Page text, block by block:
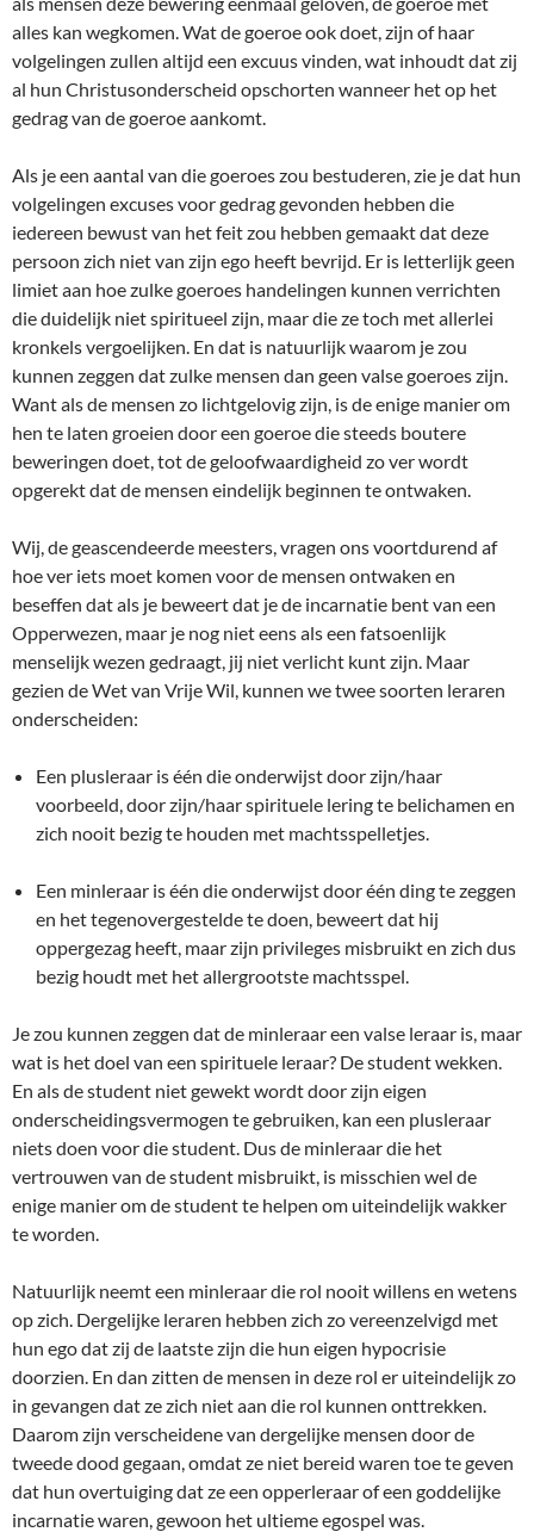
alles kan wegkomen. Wat de goeroe ook doet, zijn of haar
volgelingen zullen altijd een excuus vinden, wat inhoudt dat zij
al hun Christusonderscheid opschorten wanneer het op het
gedrag van de goeroe aankomt.
Als je een aantal van die goeroes zou bestuderen, zie je dat hun
volgelingen excuses voor gedrag gevonden hebben die
iedereen bewust van het feit zou hebben gemaakt dat deze
persoon zich niet van zijn ego heeft bevrijd. Er is letterlijk geen
limiet aan hoe zulke goeroes handelingen kunnen verrichten
die duidelijk niet spiritueel zijn, maar die ze toch met allerlei
kronkels vergoelijken. En dat is natuurlijk waarom je zou
kunnen zeggen dat zulke mensen dan geen valse goeroes zijn.
Want als de mensen zo lichtgelovig zijn, is de enige manier om
hen te laten groeien door een goeroe die steeds boutere
beweringen doet, tot de geloofwaardigheid zo ver wordt
opgerekt dat de mensen eindelijk beginnen te ontwaken.
Wij, de geascendeerde meesters, vragen ons voortdurend af
hoe ver iets moet komen voor de mensen ontwaken en
beseffen dat als je beweert dat je de incarnatie bent van een
Opperwezen, maar je nog niet eens als een fatsoenlijk
menselijk wezen gedraagt, jij niet verlicht kunt zijn. Maar
gezien de Wet van Vrije Wil, kunnen we twee soorten leraren
onderscheiden:
Een plusleraar is één die onderwijst door zijn/haar
voorbeeld, door zijn/haar spirituele lering te belichamen en
zich nooit bezig te houden met machtsspelletjes.
Een minleraar is één die onderwijst door één ding te zeggen
en het tegenovergestelde te doen, beweert dat hij
oppergezag heeft, maar zijn privileges misbruikt en zich dus
bezig houdt met het allergrootste machtsspel.
Je zou kunnen zeggen dat de minleraar een valse leraar is, maar
wat is het doel van een spirituele leraar? De student wekken.
En als de student niet gewekt wordt door zijn eigen
onderscheidingsvermogen te gebruiken, kan een plusleraar
niets doen voor die student. Dus de minleraar die het
vertrouwen van de student misbruikt, is misschien wel de
enige manier om de student te helpen om uiteindelijk wakker
te worden.
Natuurlijk neemt een minleraar die rol nooit willens en wetens
op zich. Dergelijke leraren hebben zich zo vereenzelvigd met
hun ego dat zij de laatste zijn die hun eigen hypocrisie
doorzien. En dan zitten de mensen in deze rol er uiteindelijk zo
in gevangen dat ze zich niet aan die rol kunnen onttrekken.
Daarom zijn verscheidene van dergelijke mensen door de
tweede dood gegaan, omdat ze niet bereid waren toe te geven
dat hun overtuiging dat ze een opperleraar of een goddelijke
incarnatie waren, gewoon het ultieme egospel was.